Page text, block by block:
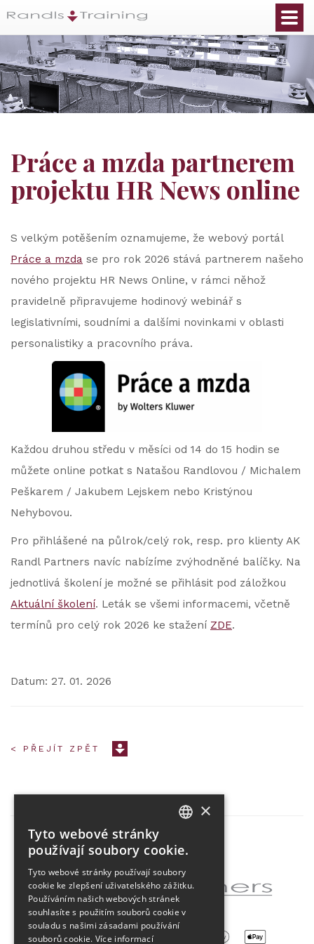
Práce a mzda partnerem
projektu HR News online
S velkým potěšením oznamujeme, že webový portál
Práce a mzda se pro rok 2026 stává partnerem našeho
nového projektu HR News Online, v rámci něhož
pravidelně připravujeme hodinový webinář s
legislativními, soudními a dalšími novinkami v oblasti
personalistiky a pracovního práva.
Každou druhou středu v měsíci od 14 do 15 hodin se
můžete online potkat s Natašou Randlovou / Michalem
Peškarem / Jakubem Lejskem nebo Kristýnou
Nehybovou.
Pro přihlášené na půlrok/celý rok, resp. pro klienty AK
Randl Partners navíc nabízíme zvýhodněné balíčky. Na
jednotlivá školení je možné se přihlásit pod záložkou
Aktuální školení. Leták se všemi informacemi, včetně
termínů pro celý rok 2026 ke stažení ZDE.
Datum: 27. 01. 2026
< PŘEJÍT ZPĚT
Partner projektu
×
Tyto webové stránky
používají soubory cookie.
Tyto webové stránky používají soubory
cookie ke zlepšení uživatelského zážitku.
Používáním našich webových stránek
souhlasíte s použitím souborů cookie v
souladu s našimi zásadami používání
souborů cookie. Více informací